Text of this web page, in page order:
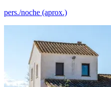
pers./noche (aprox.)